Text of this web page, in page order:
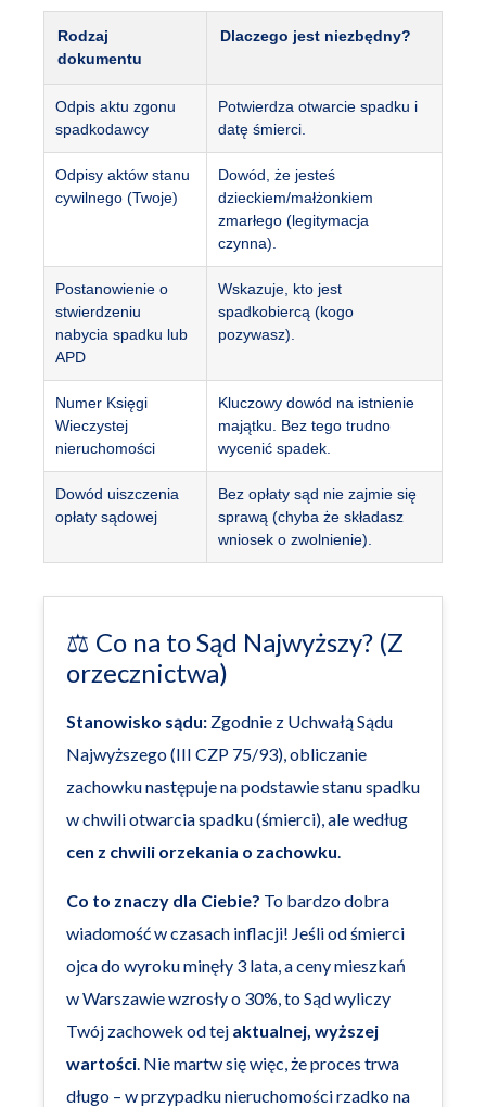
Rodzaj
dokumentu
Dlaczego jest niezbędny?
Odpis aktu zgonu
spadkodawcy
Potwierdza otwarcie spadku i
datę śmierci.
Odpisy aktów stanu
cywilnego (Twoje)
Dowód, że jesteś
dzieckiem/małżonkiem
zmarłego (legitymacja
czynna).
Postanowienie o
stwierdzeniu
nabycia spadku lub
APD
Wskazuje, kto jest
spadkobiercą (kogo
pozywasz).
Numer Księgi
Wieczystej
nieruchomości
Kluczowy dowód na istnienie
majątku. Bez tego trudno
wycenić spadek.
Dowód uiszczenia
opłaty sądowej
Bez opłaty sąd nie zajmie się
sprawą (chyba że składasz
wniosek o zwolnienie).
⚖️ Co na to Sąd Najwyższy? (Z
orzecznictwa)
Stanowisko sądu: Zgodnie z Uchwałą Sądu
Najwyższego (III CZP 75/93), obliczanie
zachowku następuje na podstawie stanu spadku
w chwili otwarcia spadku (śmierci), ale według
cen z chwili orzekania o zachowku.
Co to znaczy dla Ciebie? To bardzo dobra
wiadomość w czasach inflacji! Jeśli od śmierci
ojca do wyroku minęły 3 lata, a ceny mieszkań
w Warszawie wzrosły o 30%, to Sąd wyliczy
Twój zachowek od tej aktualnej, wyższej
wartości . Nie martw się więc, że proces trwa
długo – w przypadku nieruchomości rzadko na